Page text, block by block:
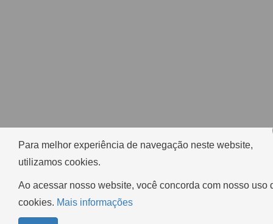
Para melhor experiência de navegação neste website,
utilizamos cookies.
Ao acessar nosso website, você concorda com nosso uso
cookies. Mais informações